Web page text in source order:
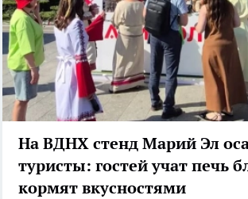
На ВДНХ стенд Марий Эл
туристы: гостей учат печь
кормят вкусностями